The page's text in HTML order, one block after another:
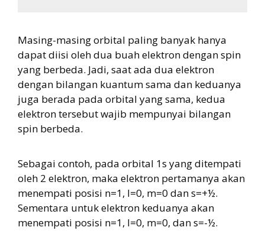
Masing-masing orbital paling banyak hanya
dapat diisi oleh dua buah elektron dengan spin
yang berbeda. Jadi, saat ada dua elektron
dengan bilangan kuantum sama dan keduanya
juga berada pada orbital yang sama, kedua
elektron tersebut wajib mempunyai bilangan
spin berbeda.
Sebagai contoh, pada orbital 1s yang ditempati
oleh 2 elektron, maka elektron pertamanya akan
menempati posisi n=1, l=0, m=0 dan s=+½.
Sementara untuk elektron keduanya akan
menempati posisi n=1, l=0, m=0, dan s=-½.